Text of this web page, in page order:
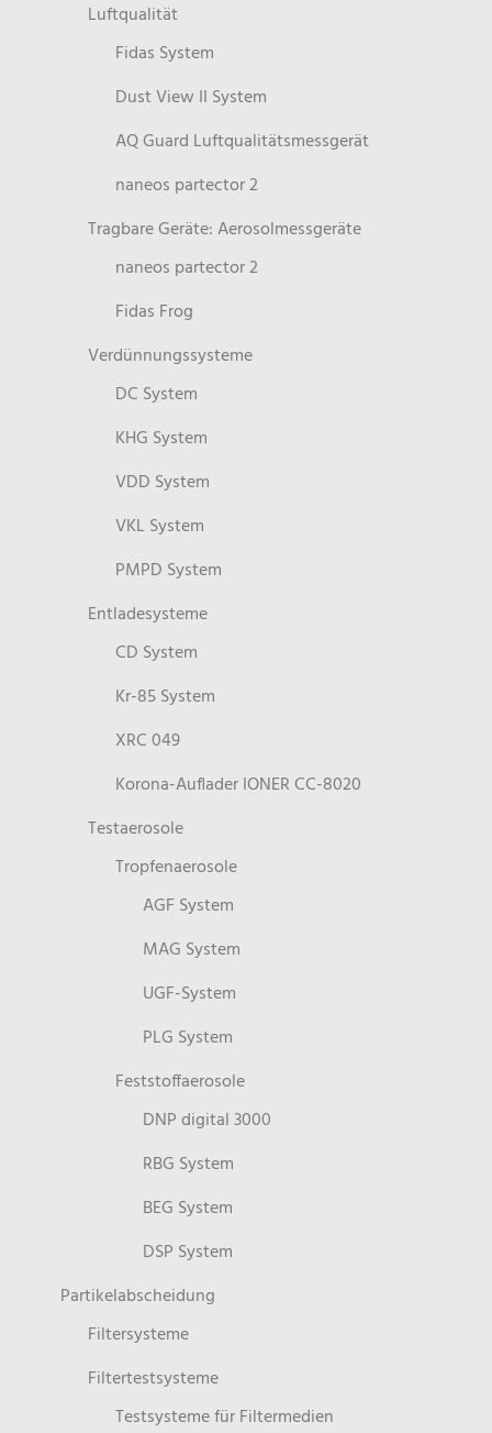
Luftqualität
Fidas System
Dust View II System
AQ Guard Luftqualitätsmessgerät
naneos partector 2
Tragbare Geräte: Aerosolmessgeräte
naneos partector 2
Fidas Frog
Verdünnungssysteme
DC System
KHG System
VDD System
VKL System
PMPD System
Entladesysteme
CD System
Kr-85 System
XRC 049
Korona-Auflader IONER CC-8020
Testaerosole
Tropfenaerosole
AGF System
MAG System
UGF-System
PLG System
Feststoffaerosole
DNP digital 3000
RBG System
BEG System
DSP System
Partikelabscheidung
Filtersysteme
Filtertestsysteme
Testsysteme für Filtermedien